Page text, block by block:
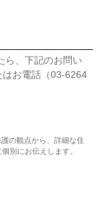
ら、下記のお問い
はお電話（03-6264
の観点から、詳細な住
別にお伝えします。